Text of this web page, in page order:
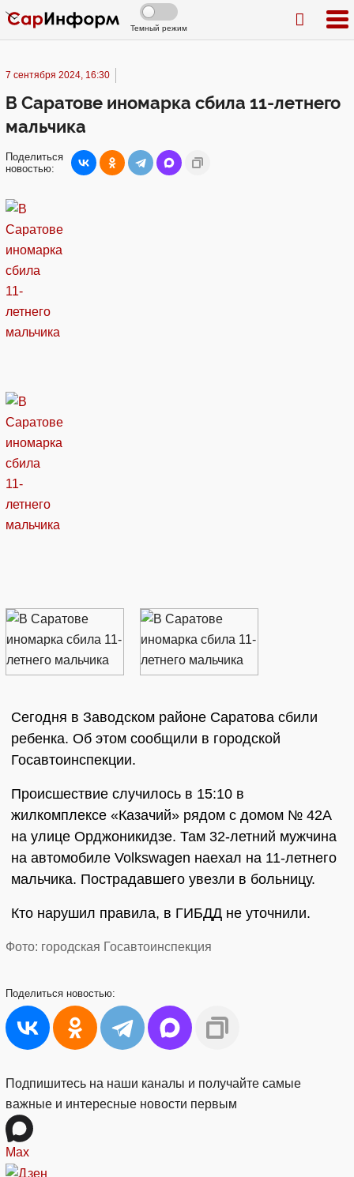
Темный режим
7 сентября 2024, 16:30
В Саратове иномарка сбила 11-летнего
мальчика
Поделиться
новостью:
Сегодня в Заводском районе Саратова сбили
ребенка. Об этом сообщили в городской
Госавтоинспекции.
Происшествие случилось в 15:10 в
жилкомплексе «Казачий» рядом с домом № 42А
на улице Орджоникидзе. Там 32-летний мужчина
на автомобиле Volkswagen наехал на 11-летнего
мальчика. Пострадавшего увезли в больницу.
Кто нарушил правила, в ГИБДД не уточнили.
Фото: городская Госавтоинспекция
Поделиться новостью:
Подпишитесь на наши каналы и получайте самые
важные и интересные новости первым
Max